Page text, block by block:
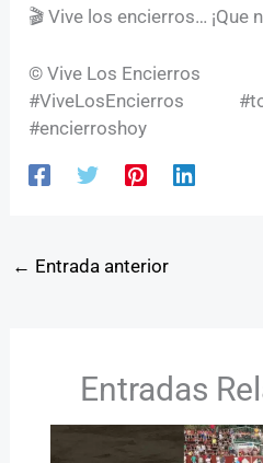
🎬 Vive los encierros… ¡Que
© Vive Los Encierros
#ViveLosEncierros
#encierroshoy
← Entrada anterior
Entradas